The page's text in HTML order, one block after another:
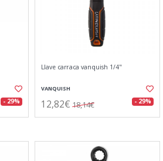
- 29%
Llave carraca vanquish 1/4"
VANQUISH
12,82€ 18,14€ - 29%